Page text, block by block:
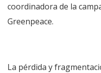
coordinadora de la
Greenpeace.
La pérdida y